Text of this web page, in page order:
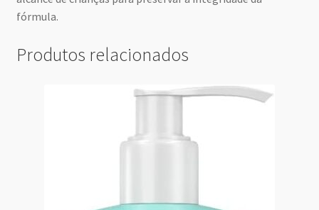
fórmula.
Produtos relacionados